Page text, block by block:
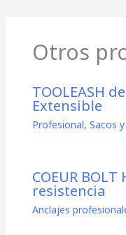
Otros
TOOLEASH
Extensible
Profesional, Sacos
COEUR
resistencia
Anclajes